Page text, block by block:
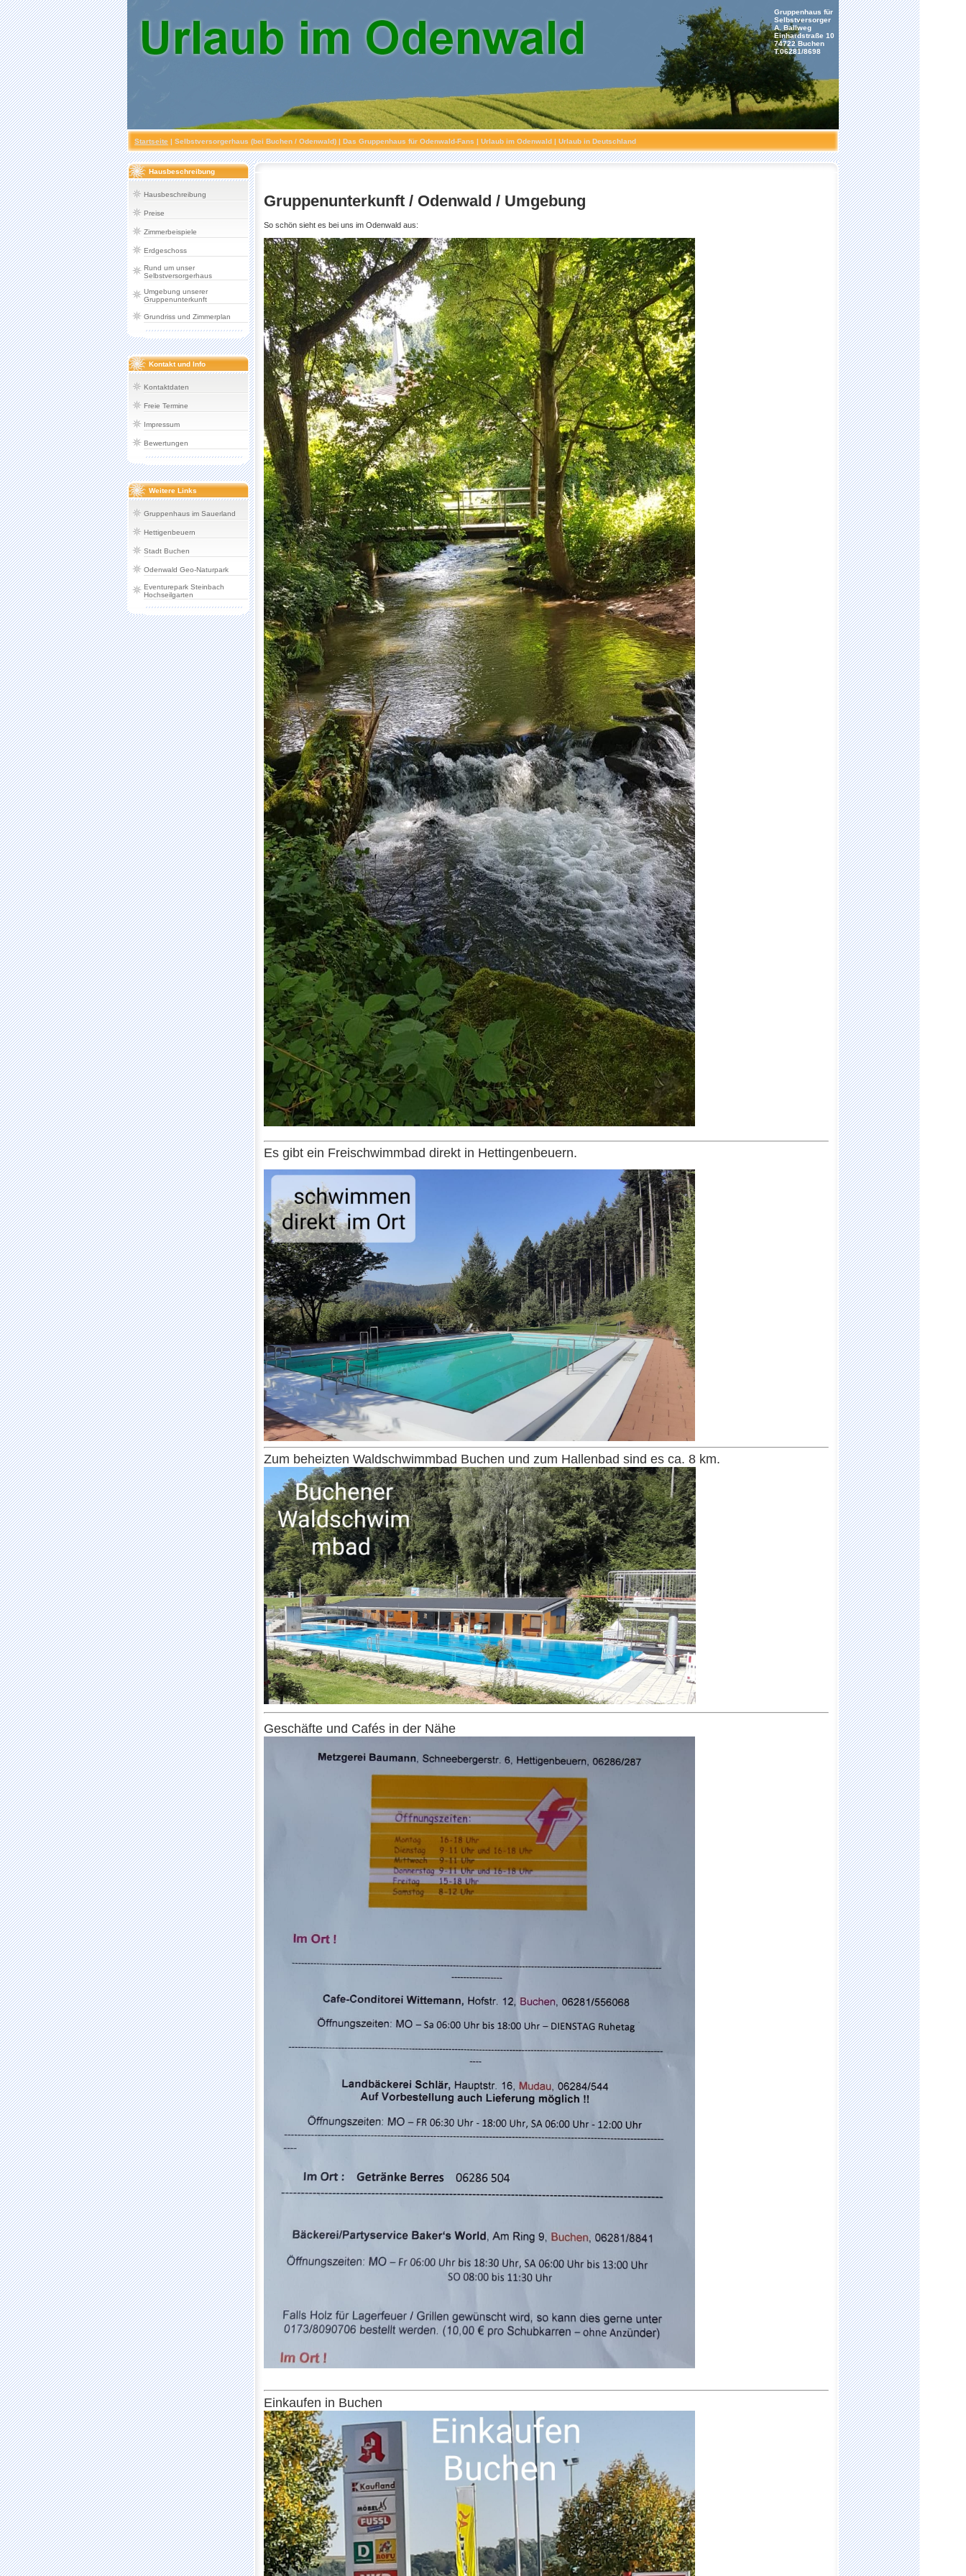
Gruppenhaus für
Selbstversorger
A. Ballweg
Einhardstraße 10
74722 Buchen
T.06281/8698
Startseite | Selbstversorgerhaus (bei Buchen / Odenwald) | Das Gruppenhaus für Odenwald-Fans | Urlaub im Odenwald | Urlaub in Deutschland
Hausbeschreibung
Hausbeschreibung
Preise
Zimmerbeispiele
Erdgeschoss
Rund um unser
Selbstversorgerhaus
Umgebung unserer
Gruppenunterkunft
Grundriss und Zimmerplan
Kontakt und Info
Kontaktdaten
Freie Termine
Impressum
Bewertungen
Weitere Links
Gruppenhaus im Sauerland
Hettigenbeuern
Stadt Buchen
Odenwald Geo-Naturpark
Eventurepark Steinbach
Hochseilgarten
Gruppenunterkunft / Odenwald / Umgebung
So schön sieht es bei uns im Odenwald aus:
Es gibt ein Freischwimmbad direkt in Hettingenbeuern.
Zum beheizten Waldschwimmbad Buchen und zum Hallenbad sind es ca. 8 km.
Geschäfte und Cafés in der Nähe
Einkaufen in Buchen